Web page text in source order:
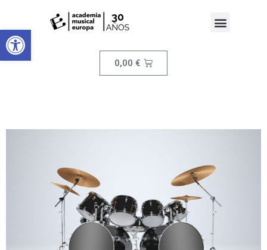
Abrir barra de herramientas
0,00€